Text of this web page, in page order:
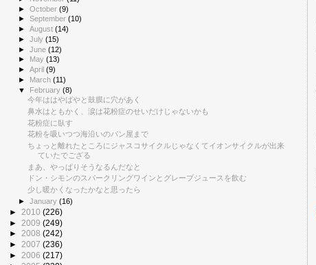
►October(9)
►September(10)
►August(14)
►July(15)
►June(12)
►
May(13)
►April(9)
► March(11)
▼ February(8)
今年ははやばやと鼓膜に穴があく
鼻水はともかく、涙は花粉症のせいだけじゃないかも
花粉症に臥す
花粉を吸いつつ海沿いのパン屋まで
ちょっと離れたところにジャスコサイクルじゃなくてイオンサイクルが出来
ていたでござる
まあ、やっぱりそうなるんだなと
ドン・シモンのスパークリングワインとグレープジュースを飲む
少し暖かくなったかなと思ったら
►January(16)
► 2010 (226)
► 2009 (249)
► 2008 (242)
► 2007 (236)
► 2006 (217)